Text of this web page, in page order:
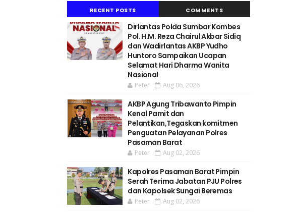
RECENT POSTS COMMENTS
Dirlantas Polda Sumbar Kombes
Pol. H.M. Reza Chairul Akbar Sidiq
dan Wadirlantas AKBP Yudho
Huntoro Sampaikan Ucapan
Selamat Hari Dharma Wanita
Nasional
Peter Aug 06, 2026
AKBP Agung Tribawanto Pimpin
Kenal Pamit dan
Pelantikan,Tegaskan komitmen
Penguatan Pelayanan Polres
Pasaman Barat
Peter Aug 02, 2026
Kapolres Pasaman Barat Pimpin
Serah Terima Jabatan PJU Polres
dan Kapolsek Sungai Beremas
Peter Aug 02, 2026